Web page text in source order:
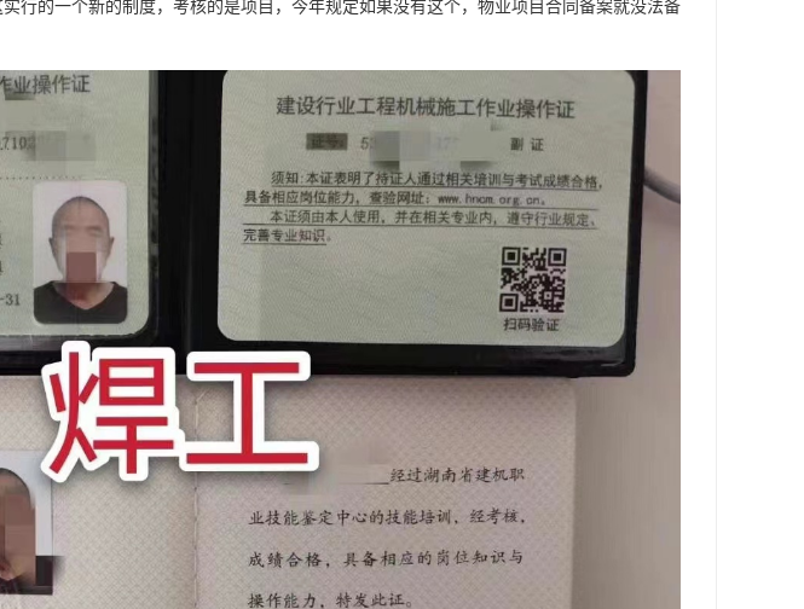
行的一个新的制度，考核的是项目，今年规定如果没有这个，物业项目合同备案就没法备